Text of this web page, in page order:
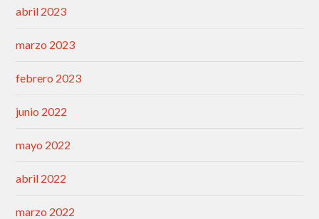
abril 2023
marzo 2023
febrero 2023
junio 2022
mayo 2022
abril 2022
marzo 2022